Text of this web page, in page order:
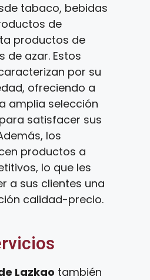
tabaco, bebidas
de
productos de
de azar. Estos
por su
ofreciendo a
amplia selección
satisfacer sus
los
productos a
lo que les
a sus clientes una
calidad-precio.
Lazkao también